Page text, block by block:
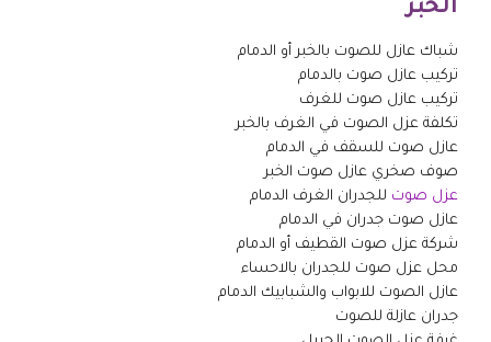
الخبر
شباك عازل للصوت بالخبر أو الدمام
تركيب عازل صوت بالدمام
تركيب عازل صوت للغرف
تكلفة عزل الصوت في الغرف بالخبر
عازل صوت للسقف في الدمام
صوف صخري عازل صوت الخبر
عزل صوت للجدران الغرف الدمام
عازل صوت جدران في الدمام
شركة عزل صوت القطيف أو الدمام
محل عزل صوت للجدران بالاحساء
عازل الصوت للابواب والشبابيك الدمام
جدران عازلة للصوت